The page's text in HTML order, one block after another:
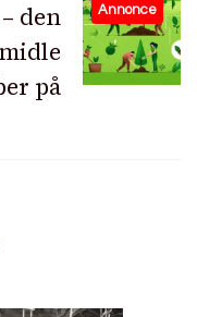
Annonce
den
på